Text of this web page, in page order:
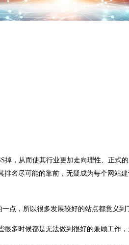
，从而使其行业更加走向理性、正式
名尽可能的靠前，无疑成为每个网站
点，所以很多发展较好的站点都意义到
多时候都是无法做到很好的兼顾工作